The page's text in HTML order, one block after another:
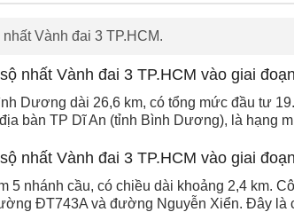
Vành đai 3 TP.HCM.
Dương dài 26,6 km, có tổng mức đầu tư
bàn TP Dĩ An (tỉnh Bình Dương), là hạng
5 nhánh cầu, có chiều dài khoảng 2,4 km.
ĐT743A và đường Nguyễn Xiển. Đây là